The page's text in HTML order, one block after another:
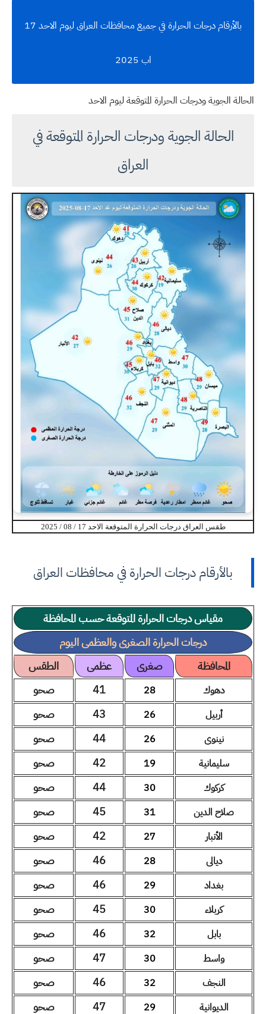
بالأرقام درجات الحرارة في جميع محافظات العراق ليوم الاحد 17
اب 2025
الحالة الجوية ودرجات الحرارة المتوقعة ليوم الاحد
الحالة الجوية ودرجات الحرارة المتوقعة في
العراق
طقس العراق درجات الحرارة المتوقعة الاحد 17 / 08 / 2025
بالأرقام درجات الحرارة في محافظات العراق
مقياس درجات الحرارة المتوقعة حسب المحافظة
درجات الحرارة الصغرى والعظمى اليوم
المحافظة
صغرى عظمى الطقس
دهوك 28
41 صحو
أربيل 26
43 صحو
نينوى 26
44 صحو
سليمانية 19
42 صحو
كركوك 30
44 صحو
صلاح الدين 31
45 صحو
الأنبار 27
42 صحو
ديالى 28
46 صحو
بغداد 29
46 صحو
كربلاء 30
45 صحو
بابل 32
46 صحو
واسط 30
47 صحو
النجف 32
46 صحو
الديوانية 29
47 صحو